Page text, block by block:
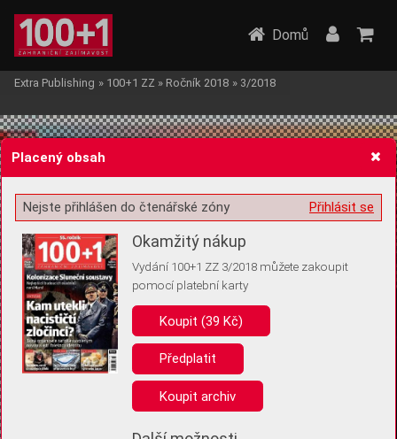
Žádost o souhlas s ukládáním volitelných informací
Pro základní fungování webu nepotřebujeme ukládat žádné informace
(tzv. cookies apod.). Rádi bychom vás ale požádali o souhlas s
uložením volitelných informací:
Anonymní unikátní ID
Díky němu příště poznáme, že se jedná o stejné zařízení, a
Identifikátor je zcela anonymní.
Domů
Extra Publishing » 100+1 ZZ » Ročník 2018 » 3/2018
Placený obsah
Přihlásit se
Nejste přihlášen do čtenářské zóny
Okamžitý nákup
Vydání 100+1 ZZ 3/2018 můžete zakoupit
pomocí platební karty
Koupit (39 Kč)
Předplatit
Koupit archiv